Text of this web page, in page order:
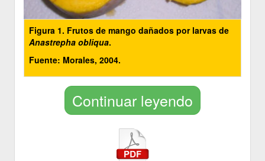
Figura 1. Frutos de mango dañados por larvas de
Anastrepha obliqua.
Fuente: Morales, 2004.
Continuar leyendo